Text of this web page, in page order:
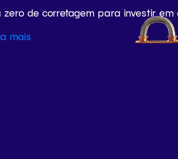
zero de corretagem para investir
mais